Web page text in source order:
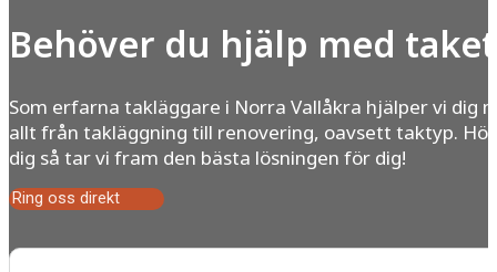
Behöver du hjälp med
Som erfarna takläggare i Norra Vallåkra hjälper vi dig
allt från takläggning till renovering, oavsett taktyp.
dig så tar vi fram den bästa lösningen för dig!
Ring oss direkt